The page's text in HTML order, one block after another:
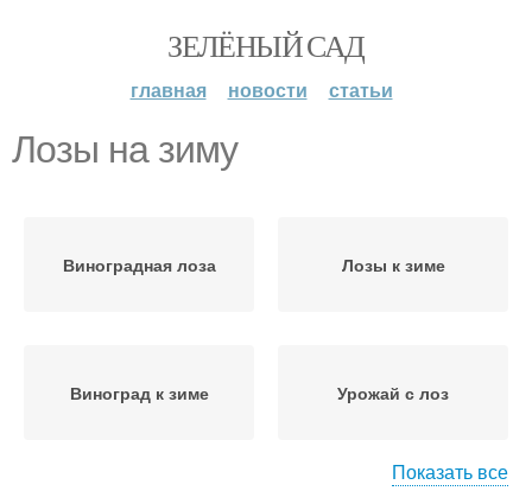
ЗЕЛЁНЫЙ САД
главная новости статьи
Лозы на зиму
Виноградная лоза Лозы к зиме
Виноград к зиме Урожай с лоз
Показать все